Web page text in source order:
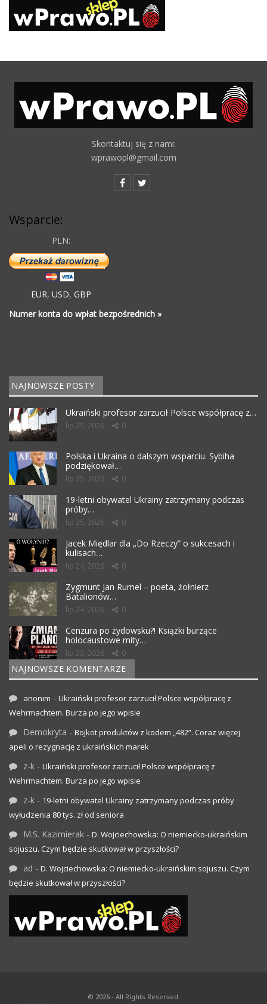
Skontaktuj się z nami:
wprawopl@gmail.com
Wsparcie:
PLN:
EUR, USD, GBP
Numer konta do wpłat bezpośrednich »
NAJNOWSZE POSTY
Ukraiński profesor zarzucił Polsce współpracę z…
lip 25, 2026 0
Polska i Ukraina o dalszym wsparciu. Sybiha
podziękował…
lip 25, 2026 0
19-letni obywatel Ukrainy zatrzymany podczas
próby…
lip 25, 2026 0
Jacek Międlar dla „Do Rzeczy” o sukcesach i
kulisach…
lip 24, 2026 0
Zygmunt Jan Rumel – poeta, żołnierz
Batalionów…
lip 24, 2026 0
Cenzura po żydowsku?! Książki burzące
holocaustowe mity…
lip 23, 2026 0
NAJNOWSZE KOMENTARZE
anonim - Ukraiński profesor zarzucił Polsce współpracę z
Wehrmachtem. Burza po jego wpisie
Demokryta - Bojkot produktów z kodem „482”. Coraz więcej
apeli o rezygnację z ukraińskich marek
z-k - Ukraiński profesor zarzucił Polsce współpracę z
Wehrmachtem. Burza po jego wpisie
z-k - 19-letni obywatel Ukrainy zatrzymany podczas próby
wyłudzenia 80 tys. zł od seniora
M.S. Kazimierak - D. Wojciechowska: O niemiecko-ukraińskim
sojuszu. Czym będzie skutkował w przyszłości?
ad - D. Wojciechowska: O niemiecko-ukraińskim sojuszu. Czym
będzie skutkował w przyszłości?
© 2026 - All Rights Reserved.